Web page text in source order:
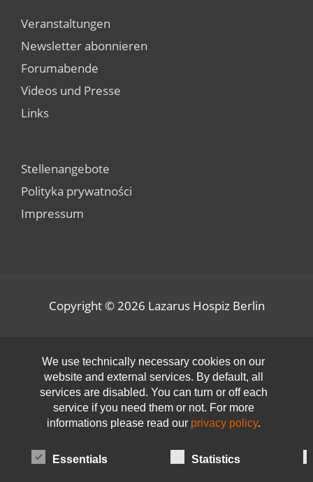
Veranstaltungen
Newsletter abonnieren
Forumabende
Videos und Presse
Links
Stellenangebote
Polityka prywatności
Impressum
Copyright © 2026 Lazarus Hospiz Berlin
Open toolbar
We use technically necessary cookies on our
website and external services. By default, all
services are disabled. You can turn or off each
service if you need them or not. For more
informations please read our privacy policy.
Essentials Statistics